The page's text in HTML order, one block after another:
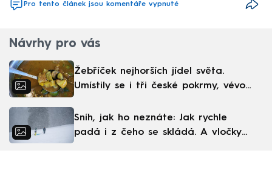
Pro tento článek jsou komentáře vypnuté
Návrhy pro vás
Žebříček nejhorších jídel světa.
Umístily se i tři české pokrmy, vévodí
Sníh, jak ho neznáte: Jak rychle
padá i z čeho se skládá. A vločky